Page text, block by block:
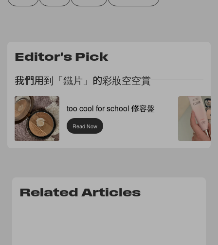
Editor's Pick
我們用到「鐵片」的彩妝空空賞
too cool for school 修容盤
Read Now
Related Articles